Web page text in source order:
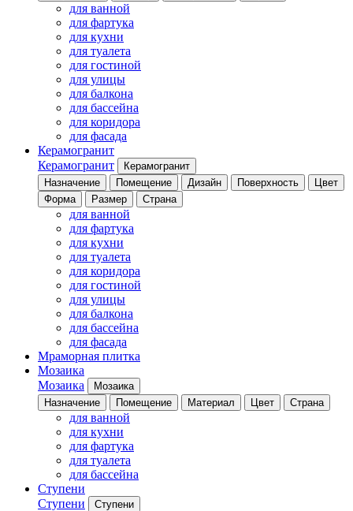
для ванной
для фартука
для кухни
для туалета
для гостиной
для улицы
для балкона
для бассейна
для коридора
для фасада
Керамогранит
Керамогранит
Керамогранит
Назначение
Помещение Дизайн Поверхность
Цвет
Форма
Размер Страна
для ванной
для фартука
для кухни
для туалета
для коридора
для гостиной
для улицы
для балкона
для бассейна
для фасада
Мраморная плитка
Мозаика
Мозаика
Мозаика
Назначение
Помещение Материал Цвет Страна
для ванной
для кухни
для фартука
для туалета
для бассейна
Ступени
Ступени
Ступени